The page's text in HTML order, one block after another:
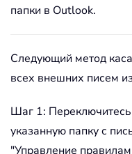
папки в Outlook.
Следующий метод
всех внешних писем
Шаг 1: Переключитесь
указанную папку с
"Управление